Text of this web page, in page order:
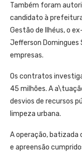
Também foram
candidato à
Gestão de Ilhéus, o
Jefferson Domingues
empresas.
Os contratos
45 milhões. A
desvios de recursos
limpeza urbana.
A operação, batizada
e apreensão